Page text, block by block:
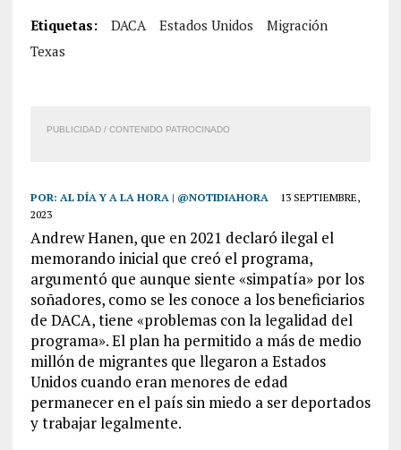
Etiquetas: DACA Estados Unidos
Migración
Texas
PUBLICIDAD / CONTENIDO PATROCINADO
POR: AL DÍA Y A LA HORA | @NOTIDIAHORA
13 SEPTIEMBRE,
2023
Andrew Hanen, que en 2021 declaró ilegal el
memorando inicial que creó el programa,
argumentó que aunque siente «simpatía» por los
soñadores, como se les conoce a los beneficiarios
de DACA, tiene «problemas con la legalidad del
programa». El plan ha permitido a más de medio
millón de migrantes que llegaron a Estados
Unidos cuando eran menores de edad
permanecer en el país sin miedo a ser deportados
y trabajar legalmente.